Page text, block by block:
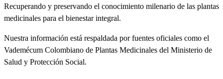
Recuperando y preservando el conocimiento milenario de las plantas
medicinales para el bienestar integral.
Nuestra información está respaldada por fuentes oficiales como el
Vademécum Colombiano de Plantas Medicinales del Ministerio de
Salud y Protección Social.